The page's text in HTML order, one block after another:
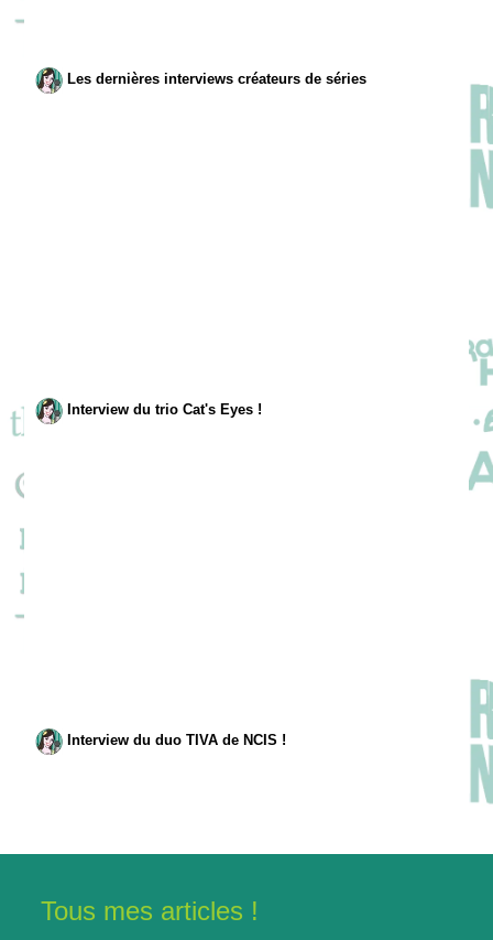
Les dernières interviews créateurs de séries
Interview du trio Cat's Eyes !
Interview du duo TIVA de NCIS !
Tous mes articles !